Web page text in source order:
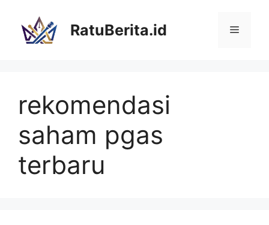
RatuBerita.id Menu
rekomendasi
saham pgas
terbaru